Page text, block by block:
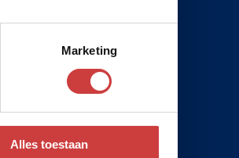
Marketing
Alles toestaan